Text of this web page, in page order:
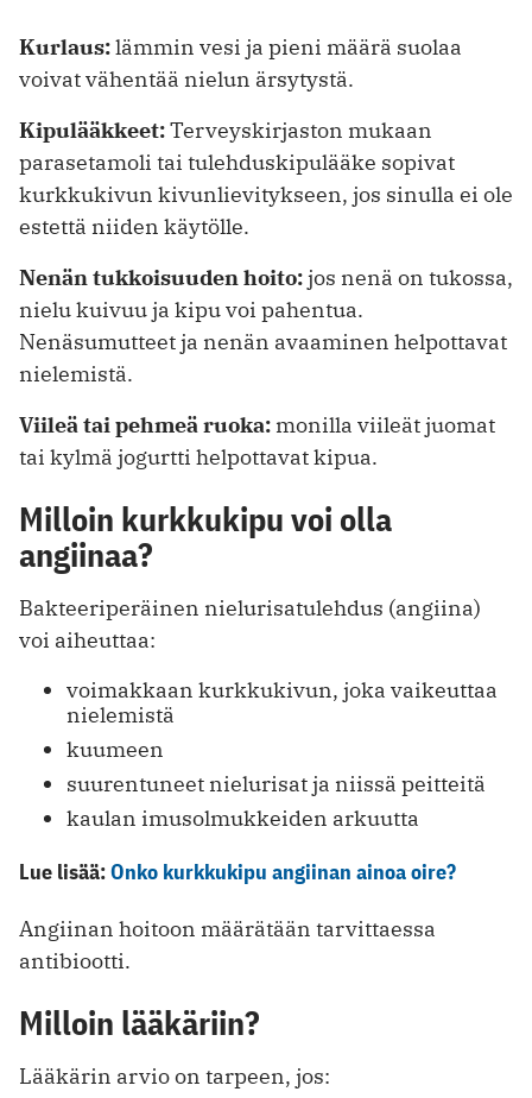
Kurlaus:lämmin vesi ja pieni määrä suolaa
voivat vähentää nielun ärsytystä.
Kipulääkkeet:Terveyskirjaston mukaan
parasetamoli tai tulehduskipulääke sopivat
kurkkukivun kivunlievitykseen, jos sinulla ei ole
estettä niiden käytölle.
Nenän tukkoisuuden hoito:jos nenä on tukossa,
nielu kuivuu ja kipu voi pahentua.
Nenäsumutteet ja nenän avaaminen helpottavat
nielemistä.
Viileä tai pehmeä ruoka: monilla viileät juomat
tai kylmä jogurtti helpottavat kipua.
Milloin kurkkukipu voi olla
angiinaa?
Bakteeriperäinen nielurisatulehdus (angiina)
voi aiheuttaa:
voimakkaan kurkkukivun, joka vaikeuttaa
nielemistä
kuumeen
suurentuneet nielurisat ja niissä peitteitä
kaulan imusolmukkeiden arkuutta
Lue lisää:Onko kurkkukipu angiinan ainoa oire?
Angiinan hoitoon määrätään tarvittaessa
antibiootti.
Milloin lääkäriin?
Lääkärin arvio on tarpeen, jos: